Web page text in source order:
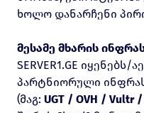
ხოლო დანარჩენი
მესამე მხარის
SERVER1.GE
პარტნიორული
(მაგ: UGT / OVH / Vultr